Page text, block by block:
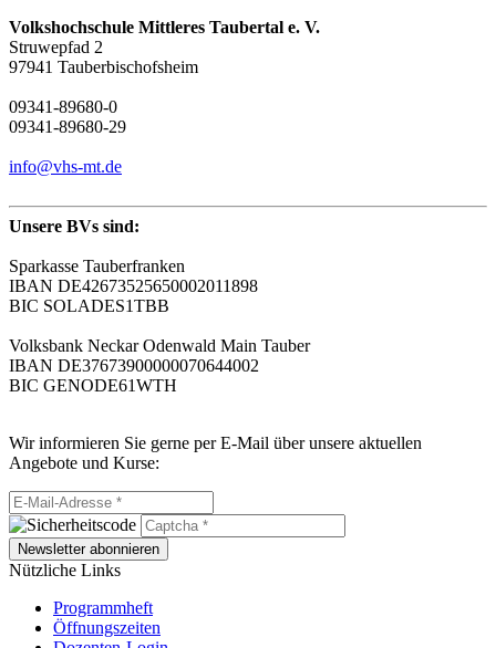
Volkshochschule Mittleres Taubertal e. V.
Struwepfad 2
97941 Tauberbischofsheim
09341-89680-0
09341-89680-29
info@vhs-mt.de
Unsere BVs sind:
Sparkasse Tauberfranken
IBAN DE42673525650002011898
BIC SOLADES1TBB
Volksbank Neckar Odenwald Main Tauber
IBAN DE37673900000070644002
BIC GENODE61WTH
Wir informieren Sie gerne per E-Mail über unsere aktuellen
Angebote und Kurse:
Newsletter abonnieren
Nützliche Links
Programmheft
Öffnungszeiten